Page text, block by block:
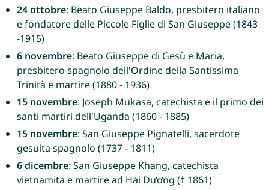
24 ottobre: Beato Giuseppe Baldo, presbitero italiano
e fondatore delle Piccole Figlie di San Giuseppe (1843
-1915)
6 novembre: Beato Giuseppe di Gesù e Maria,
presbitero spagnolo dell'Ordine della Santissima
Trinità e martire (1880 - 1936)
15 novembre: Joseph Mukasa, catechista e il primo dei
santi martiri dell'Uganda (1860 - 1885)
15 novembre: San Giuseppe Pignatelli, sacerdote
gesuita spagnolo (1737 - 1811)
6 dicembre: San Giuseppe Khang, catechista
vietnamita e martire ad Hải Dương († 1861)